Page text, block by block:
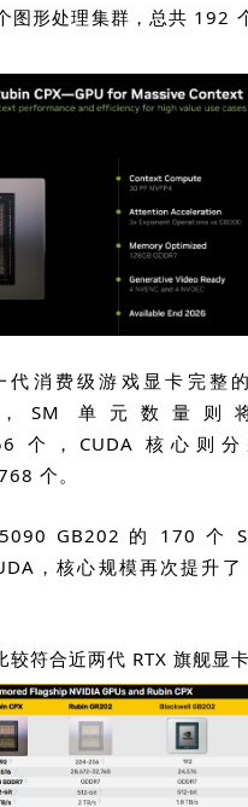
图形处理集群，总共 192
代消费级游戏显卡完整
SM 单元数量则
个， CUDA 核心则
个。
GB202 的 170 个
，核心规模再次提升了
较符合近两代 RTX 旗舰显